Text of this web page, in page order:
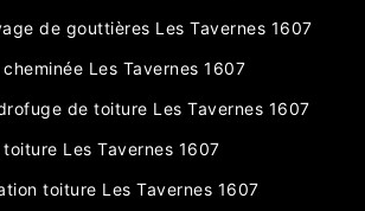
de gouttières Les Tavernes 1607
Les Tavernes 1607
de toiture Les Tavernes 1607
Les Tavernes 1607
toiture Les Tavernes 1607